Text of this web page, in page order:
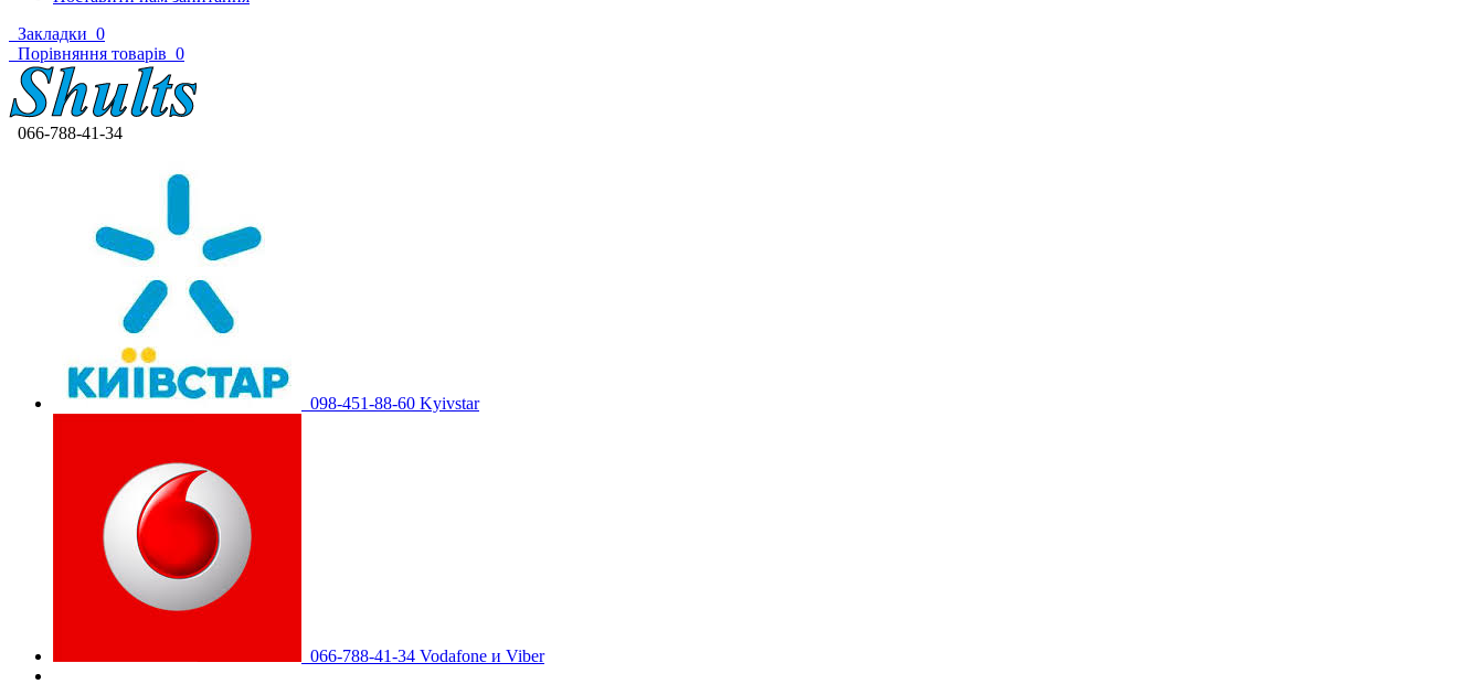
Закладки 0
Порівняння товарів 0
066-788-41-34
098-451-88-60 Kyivstar
066-788-41-34 Vodafone и Viber